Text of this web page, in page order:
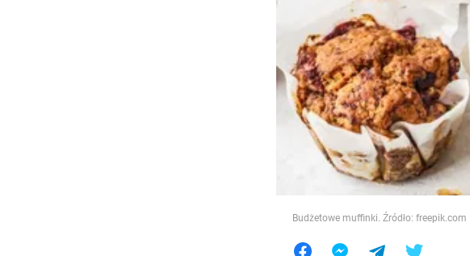
Wojna na Ukrainie
Świat
Jedzenie
Budżetowe muffinki. Źródło: freepik.com